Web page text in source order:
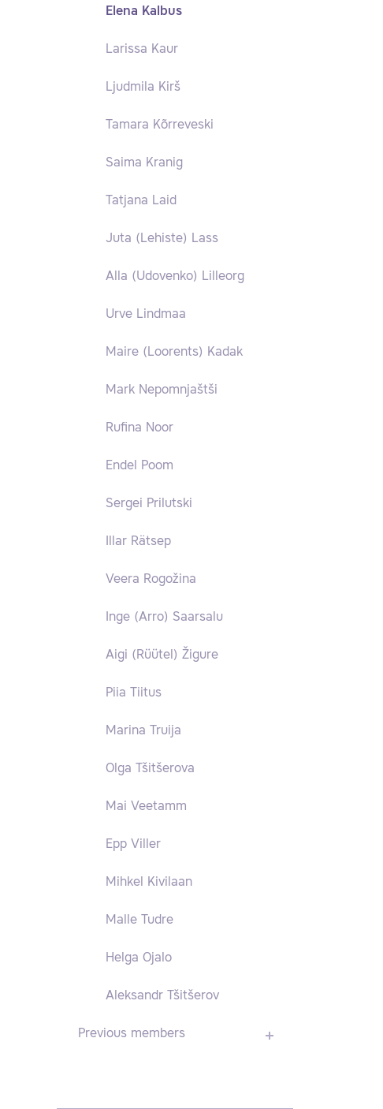
Elena Kalbus
Larissa Kaur
Ljudmila Kirš
Tamara Kõrreveski
Saima Kranig
Tatjana Laid
Juta (Lehiste) Lass
Alla (Udovenko) Lilleorg
Urve Lindmaa
Maire (Loorents) Kadak
Mark Nepomnjaštši
Rufina Noor
Endel Poom
Sergei Prilutski
Illar Rätsep
Veera Rogožina
Inge (Arro) Saarsalu
Aigi (Rüütel) Žigure
Piia Tiitus
Marina Truija
Olga Tšitšerova
Mai Veetamm
Epp Viller
Mihkel Kivilaan
Malle Tudre
Helga Ojalo
Aleksandr Tšitšerov
Previous members